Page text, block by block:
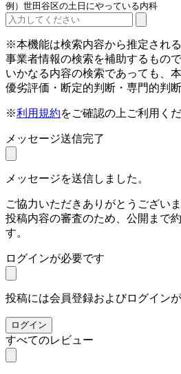
例）世田谷区の土日にやっている内科
※本機能は検索内容から推定され
事業者情報の検索を補助するもので
いかなる内容の検索であっても、
優劣評価・断定的判断・専門的判
※利用規約をご確認の上ご利用く
メッセージ送信完了
メッセージを送信しました。
ご協力いただきありがとうございま
投稿内容の審査のため、公開まで
す。
ログインが必要です
投稿には会員登録およびログイン
ログイン
すべてのレビュー